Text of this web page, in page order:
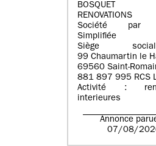
BOSQUET
RENOVATIONS
Société par
Simplifiée
Siège
99 Chaumartin le
69560 Saint-
881 897 995 RCS
Activité :
interieures
Annonce
07/08/